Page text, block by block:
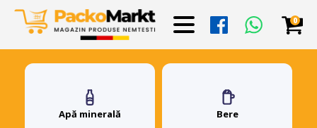
0
Apă minerală Bere